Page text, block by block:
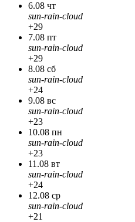
6.08 чт
sun-rain-cloud
+29
7.08 пт
sun-rain-cloud
+29
8.08 сб
sun-rain-cloud
+24
9.08 вс
sun-rain-cloud
+23
10.08 пн
sun-rain-cloud
+23
11.08 вт
sun-rain-cloud
+24
12.08 ср
sun-rain-cloud
+21